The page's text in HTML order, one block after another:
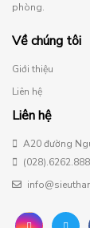
phòng.
Về chúng tôi
Giới thiệu
Liên hệ
Liên hệ
A20 đường